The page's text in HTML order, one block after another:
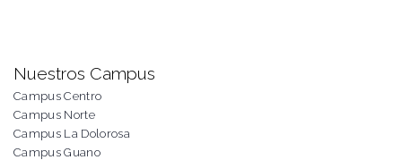
Nuestros Campus
Campus Centro
Campus Norte
Campus La Dolorosa
Campus Guano